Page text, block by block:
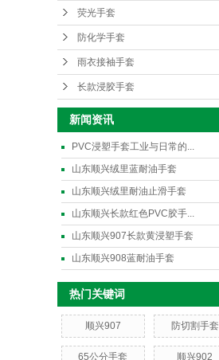
荧光手套
防化学手套
雨衣接袖手套
长款浸胶手套
新闻资讯
PVC浸塑手套工业与日常的...
山东顺兴绒里蓝耐油手套
山东顺兴绒里耐油止滑手套
山东顺兴长款红色PVC胶手...
山东顺兴907长款黄浸塑手套
山东顺兴908蓝耐油手套
热门关键词
顺兴907 防切割手套
65公分手套 顺兴902